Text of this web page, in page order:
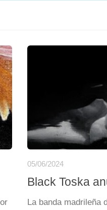
05/06/2024
Black Toska
La banda madrileña